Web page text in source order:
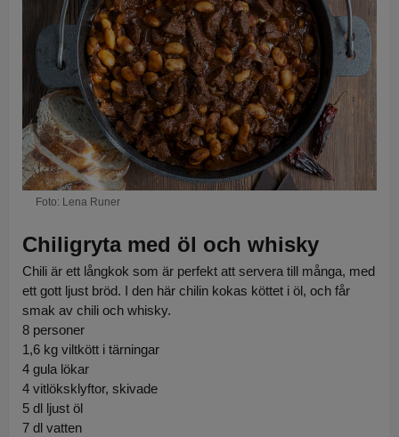
Foto: Lena Runer
Chiligryta med öl och whisky
Chili är ett långkok som är perfekt att servera till många, med
ett gott ljust bröd. I den här chilin kokas köttet i öl, och får
smak av chili och whisky.
8 personer
1,6 kg viltkött i tärningar
4 gula lökar
4 vitlöksklyftor, skivade
5 dl ljust öl
7 dl vatten